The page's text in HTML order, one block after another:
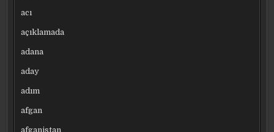
acı
açıklamada
adana
aday
adım
afgan
afganistan